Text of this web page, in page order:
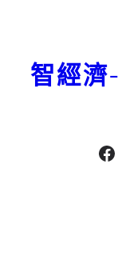
Facebook
智經濟